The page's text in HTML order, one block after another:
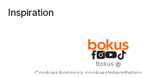
Inspiration
Bokus @
CookiesAnpassa cookies